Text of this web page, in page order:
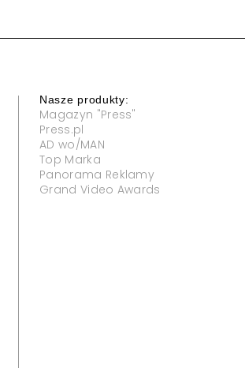
Nasze produkty:
Magazyn "Press"
Press.pl
AD wo/MAN
Top Marka
Panorama Reklamy
Grand Video Awards